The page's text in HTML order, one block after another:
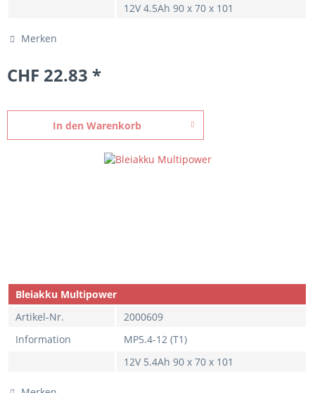
12V 4.5Ah 90 x 70 x 101
Merken
CHF 22.83 *
In den Warenkorb
Bleiakku Multipower
Artikel-Nr.
2000609
Information
MP5.4-12 (T1)
12V 5.4Ah 90 x 70 x 101